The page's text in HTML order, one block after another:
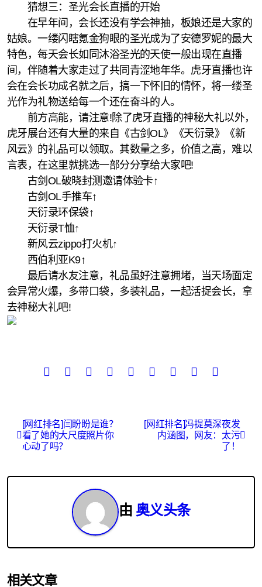
猜想三：圣光会长直播的开始
在早年间，会长还没有学会神抽，板娘还是大家的
姑娘。一缕闪瞎氪金狗眼的圣光成为了安德罗妮的最大
特色，每天会长如同沐浴圣光的天使一般出现在直播
间，伴随着大家走过了共同青涩地年华。虎牙直播也许
会在会长功成名就之后，搞一下怀旧的情怀，将一缕圣
光作为礼物送给每一个还在奋斗的人。
前方高能，请注意!除了虎牙直播的神秘大礼以外，
虎牙展台还有大量的来自《古剑OL》《天衍录》《新
风云》的礼品可以领取。其数量之多，价值之高，难以
言表，在这里就挑选一部分分享给大家吧!
古剑OL破晓封测邀请体验卡↑
古剑OL手推车↑
天衍录环保袋↑
天衍录T恤↑
新风云zippo打火机↑
西伯利亚K9↑
最后请水友注意，礼品虽好注意拥堵，当天场面定
会异常火爆，多带口袋，多装礼品，一起活捉会长，拿
去神秘大礼吧!
文
章
导
[网红排名]闫盼盼是谁？
看了她的大尺度照片你
心动了吗？
[网红排名]冯提莫深夜发
内涵图，网友：太污
了！
由 奥义头条
相关文章